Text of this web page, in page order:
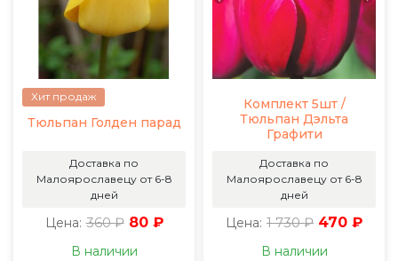
Хит продаж
Тюльпан Голден парад
Доставка по
Малоярославецу от 6-8
дней
Цена: 360 ₽ 80 ₽
В наличии
Комплект 5шт /
Тюльпан Дэльта
Графити
Доставка по
Малоярославецу от 6-8
дней
Цена: 1 730 ₽ 470 ₽
В наличии